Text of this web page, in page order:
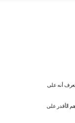
تعرف أنه على
الأقدر على